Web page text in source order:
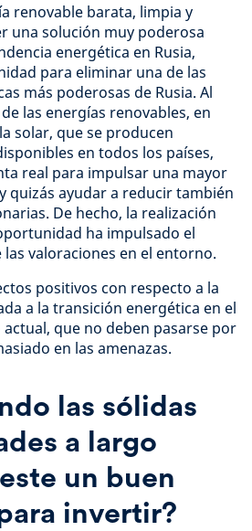
renovable barata, limpia y
una solución muy poderosa
energética en Rusia,
para eliminar una de las
más poderosas de Rusia. Al
las energías renovables, en
solar, que se producen
en todos los países,
real para impulsar una mayor
quizás ayudar a reducir también
De hecho, la realización
ha impulsado el
valoraciones en el entorno.
positivos con respecto a la
a la transición energética en el
que no deben pasarse por
en las amenazas.
las sólidas
a largo
un buen
invertir?